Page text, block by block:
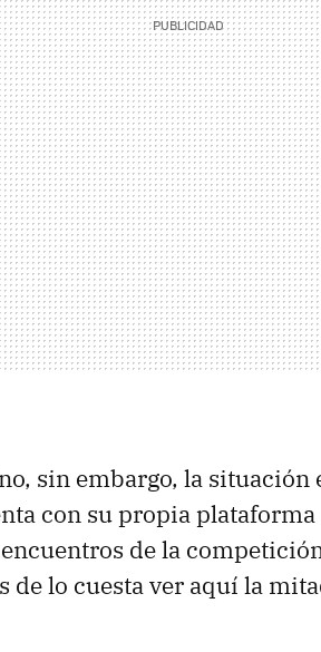
sin embargo, la situación
con su propia
de la
de lo cuesta ver aquí la